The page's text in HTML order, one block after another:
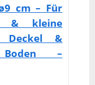
cm – Für
& kleine
Deckel &
Boden –